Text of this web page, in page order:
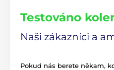
Testováno
Naši zákazníci a
Pokud nás berete někam,